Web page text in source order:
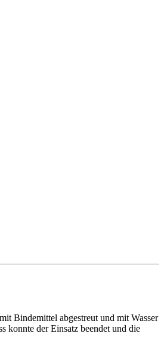
Bindemittel abgestreut und mit Wasser
konnte der Einsatz beendet und die